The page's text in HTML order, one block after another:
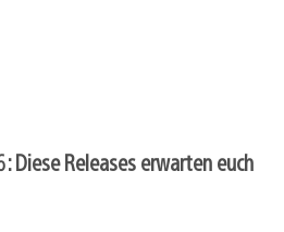
Diese Releases erwarten euch